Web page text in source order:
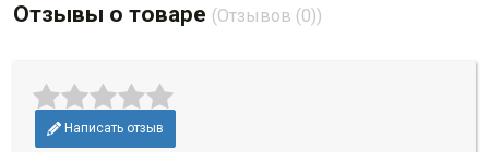
Отзывы о товаре (Отзывов (0))
Написать отзыв